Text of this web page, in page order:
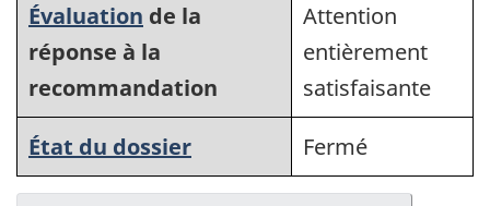
Évaluation de la
réponse à la
recommandation
Attention
entièrement
satisfaisante
État du dossier
Fermé